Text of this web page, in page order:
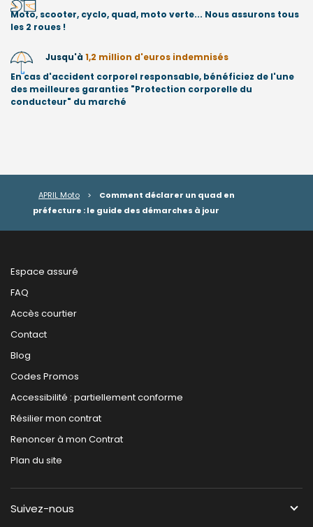
Moto, scooter, cyclo, quad, moto verte... Nous assurons tous
les 2 roues !
Jusqu'à 1,2 million d'euros indemnisés
En cas d'accident corporel responsable, bénéficiez de l'une
des meilleures garanties "Protection corporelle du
conducteur" du marché
APRIL Moto >
Comment déclarer un quad en
préfecture : le guide des démarches à jour
Espace assuré
FAQ
Accès courtier
Contact
Blog
Codes Promos
Accessibilité : partiellement conforme
Résilier mon contrat
Renoncer à mon Contrat
Plan du site
Suivez-nous